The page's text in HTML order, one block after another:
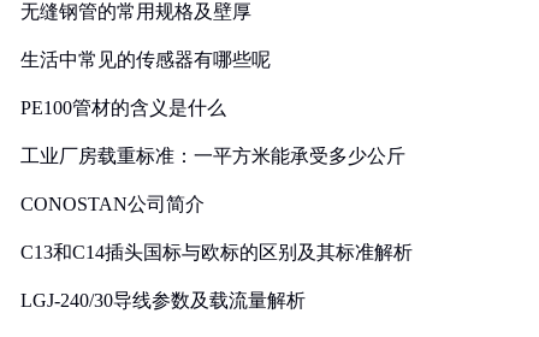
无缝钢管的常用规格及壁厚
生活中常见的传感器有哪些呢
PE100管材的含义是什么
工业厂房载重标准：一平方米能承受多少公斤
CONOSTAN公司简介
C13和C14插头国标与欧标的区别及其标准解析
LGJ-240/30导线参数及载流量解析